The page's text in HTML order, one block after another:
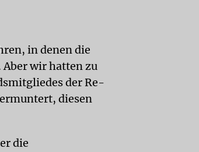
in denen die
wir hatten zu
der Re-
diesen
die